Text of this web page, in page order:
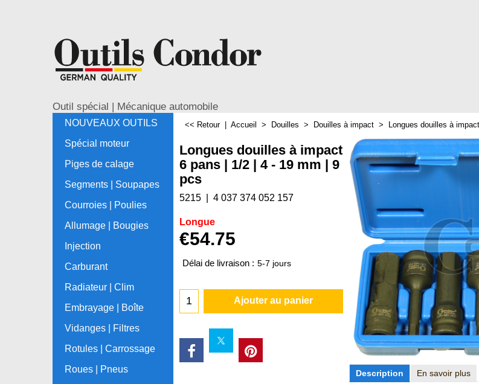
Outil spécial | Mécanique automobile
NOUVEAUX OUTILS
Spécial moteur
Piges de calage
Segments | Soupapes
Courroies | Poulies
Allumage | Bougies
Injection
Carburant
Radiateur | Clim
Embrayage | Boîte
Vidanges | Filtres
Rotules | Carrossage
Roues | Pneus
<< Retour Accueil > Douilles > Douilles à impact > Longues douilles à
Longues douilles à impact
6 pans | 1/2 | 4 - 19 mm | 9
pcs
5215 4 037 374 052 157
Longue
€54.75
Délai de livraison : 5-7 jours
Ajouter au panier
Description En savoir plus